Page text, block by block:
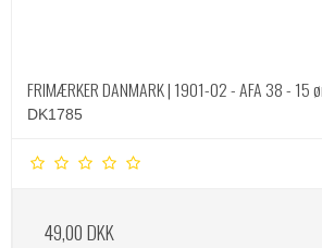
FRIMÆRKER DANMARK | 1901-02 - AFA 38 -
DK1785
49,00 DKK